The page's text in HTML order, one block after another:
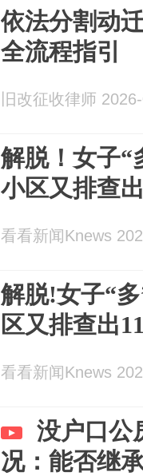
依法分割动
全流程指引
旧改征收律师
解脱！女子
小区又排查
看看新闻Knews
解脱!女子“
区又排查出
看看新闻Knews
没户口公
况：能否继